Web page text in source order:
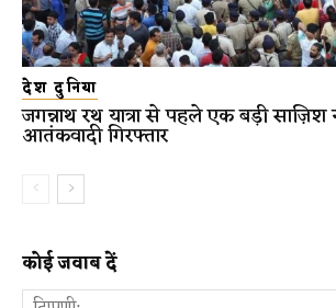
देश दुनिया
जगन्नाथ रथ यात्रा से पहले एक बड़ी साज़िश
आतंकवादी गिरफ्तार
कोई जवाब दें